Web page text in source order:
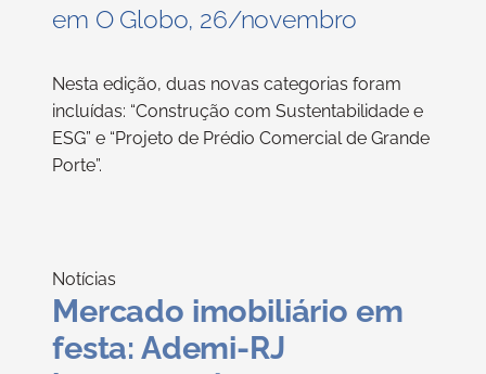
em O Globo, 26/novembro
Nesta edição, duas novas categorias foram
incluídas: “Construção com Sustentabilidade e
ESG” e “Projeto de Prédio Comercial de Grande
Porte”.
Notícias
Mercado imobiliário em
festa: Ademi-RJ